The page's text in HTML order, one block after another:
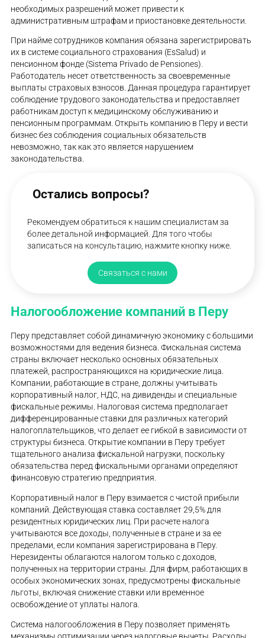
необходимых разрешений может привести к
административным штрафам и приостановке деятельности.
При найме сотрудников компания обязана зарегистрировать
их в системе социального страхования (EsSalud) и
пенсионном фонде (Sistema Privado de Pensiones).
Работодатель несет ответственность за своевременные
выплаты страховых взносов. Данная процедура гарантирует
соблюдение трудового законодательства и предоставляет
работникам доступ к медицинскому обслуживанию и
пенсионным программам. Открыть компанию в Перу и вести
бизнес без соблюдения социальных обязательств
невозможно, так как это является нарушением
законодательства.
Остались вопросы?
Рекомендуем обратиться к нашим специалистам за
более детальной информацией. Для того чтобы
записаться на консультацию, нажмите кнопку ниже.
Связаться с нами
Налогообложение компаний в Перу
Перу представляет собой динамичную экономику с большими
возможностями для ведения бизнеса. Фискальная система
страны включает несколько основных обязательных
платежей, распространяющихся на юридические лица.
Компании, работающие в стране, должны учитывать
корпоративный налог, НДС, на дивиденды и специальные
фискальные режимы. Налоговая система предполагает
дифференцированные ставки для различных категорий
налогоплательщиков, что делает ее гибкой в зависимости от
структуры бизнеса. Открытие компании в Перу требует
тщательного анализа фискальной нагрузки, поскольку
обязательства перед фискальными органами определяют
финансовую стратегию предприятия.
Корпоративный налог в Перу взимается с чистой прибыли
компаний. Действующая ставка составляет 29,5% для
резидентных юридических лиц. При расчете налога
учитываются все доходы, полученные в стране и за ее
пределами, если компания зарегистрирована в Перу.
Нерезиденты облагаются налогом только с доходов,
полученных на территории страны. Для фирм, работающих в
особых экономических зонах, предусмотрены фискальные
льготы, включая снижение ставки или временное
освобождение от уплаты налога.
Система налогообложения в Перу позволяет применять